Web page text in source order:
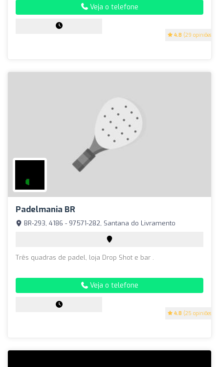
4.8 (29 opiniões)
Veja o telefone
Padelmania BR
4.8 (25 opiniões)
BR-293, 4186 - 97571-282, Santana do Livramento
Três quadras de padel, loja Drop Shot e bar .
Veja o telefone